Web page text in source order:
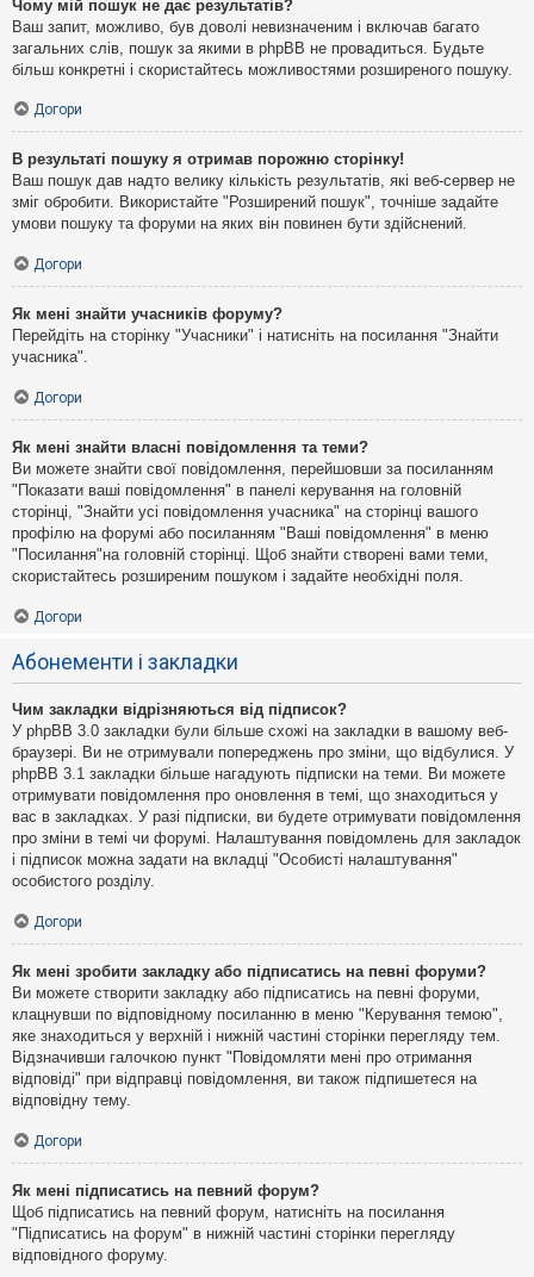
Чому мій пошук не дає результатів?
Ваш запит, можливо, був доволі невизначеним і включав багато
загальних слів, пошук за якими в phpBB не провадиться. Будьте
більш конкретні і скористайтесь можливостями розширеного пошуку.
Догори
В результаті пошуку я отримав порожню сторінку!
Ваш пошук дав надто велику кількість результатів, які веб-сервер не
зміг обробити. Використайте "Розширений пошук", точніше задайте
умови пошуку та форуми на яких він повинен бути здійснений.
Догори
Як мені знайти учасників форуму?
Перейдіть на сторінку "Учасники" і натисніть на посилання "Знайти
учасника".
Догори
Як мені знайти власні повідомлення та теми?
Ви можете знайти свої повідомлення, перейшовши за посиланням
"Показати ваші повідомлення" в панелі керування на головній
сторінці, "Знайти усі повідомлення учасника" на сторінці вашого
профілю на форумі або посиланням "Ваші повідомлення" в меню
"Посилання"на головній сторінці. Щоб знайти створені вами теми,
скористайтесь розширеним пошуком і задайте необхідні поля.
Догори
Абонементи і закладки
Чим закладки відрізняються від підписок?
У phpBB 3.0 закладки були більше схожі на закладки в вашому веб-
браузері. Ви не отримували попереджень про зміни, що відбулися. У
phpBB 3.1 закладки більше нагадують підписки на теми. Ви можете
отримувати повідомлення про оновлення в темі, що знаходиться у
вас в закладках. У разі підписки, ви будете отримувати повідомлення
про зміни в темі чи форумі. Налаштування повідомлень для закладок
і підписок можна задати на вкладці "Особисті налаштування"
особистого розділу.
Догори
Як мені зробити закладку або підписатись на певні форуми?
Ви можете створити закладку або підписатись на певні форуми,
клацнувши по відповідному посиланню в меню "Керування темою",
яке знаходиться у верхній і нижній частині сторінки перегляду тем.
Відзначивши галочкою пункт "Повідомляти мені про отримання
відповіді" при відправці повідомлення, ви також підпишетеся на
відповідну тему.
Догори
Як мені підписатись на певний форум?
Щоб підписатись на певний форум, натисніть на посилання
"Підписатись на форум" в нижній частині сторінки перегляду
відповідного форуму.